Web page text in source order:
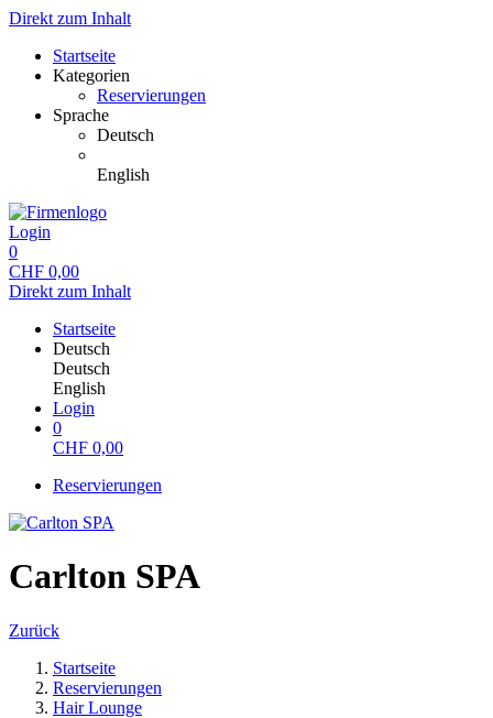
Direkt zum Inhalt
Startseite
Kategorien
Reservierungen
Sprache
Deutsch
English
Login
0
CHF 0,00
Direkt zum Inhalt
Startseite
Deutsch
Deutsch
English
Login
0
CHF 0,00
Reservierungen
Carlton SPA
Zurück
Startseite
Reservierungen
Hair Lounge